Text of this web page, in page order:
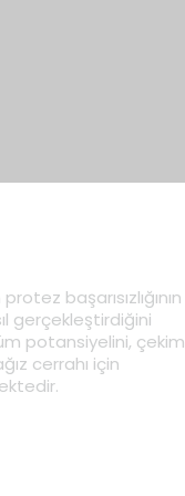
başarısızlığının
gerçekleştirdiğini
potansiyelini, çekim
cerrahı için